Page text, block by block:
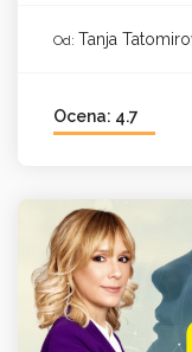
Od: Tanja
Ocena: 4.7